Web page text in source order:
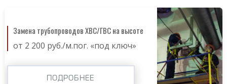
Замена трубопроводов ХВС/ГВС на высоте
от 2 200 руб./м.пог. «под ключ»
ПОДРОБНЕЕ